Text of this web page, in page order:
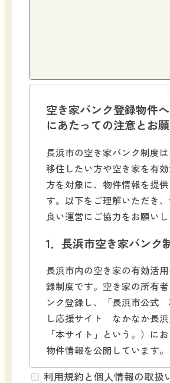
空き家バンク登録物件
にあたっての注意とお
長浜市の空き家バンク制度
移住したい方や空き家を有
方を対象に、物件情報を提
す。以下をご理解いただき
良い運営にご協力をお願いし
1．長浜市空き家バンク
長浜市内の空き家の有効活
録制度です。空き家の所有
ンク登録し、「長浜市公式
し応援サイト なかなか長
「本サイト」という。）に
物件情報を公開しています。
空き家物件情報の管理運営に
利用規約と個人情報の取扱